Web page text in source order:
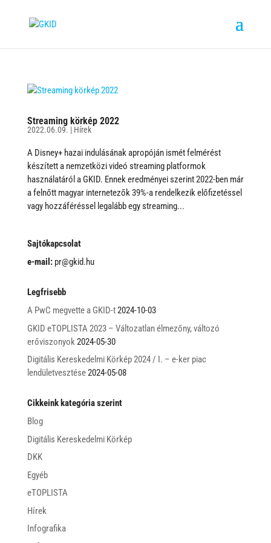
Streaming körkép 2022
2022.06.09. | Hírek
A Disney+ hazai indulásának apropóján ismét felmérést
készített a nemzetközi videó streaming platformok
használatáról a GKID. Ennek eredményei szerint 2022-ben már
a felnőtt magyar internetezők 39%-a rendelkezik előfizetéssel
vagy hozzáféréssel legalább egy streaming...
Sajtókapcsolat
e-mail:pr@gkid.hu
Legfrisebb
A PwC megvette a GKID-t2024-10-03
GKID eTOPLISTA 2023 – Változatlan élmezőny, változó
erőviszonyok 2024-05-30
Digitális Kereskedelmi Körkép 2024 / I. – e-ker piac
lendületvesztése2024-05-08
Cikkeink kategória szerint
Blog
Digitális Kereskedelmi Körkép
DKK
Egyéb
eTOPLISTA
Hírek
Infografika